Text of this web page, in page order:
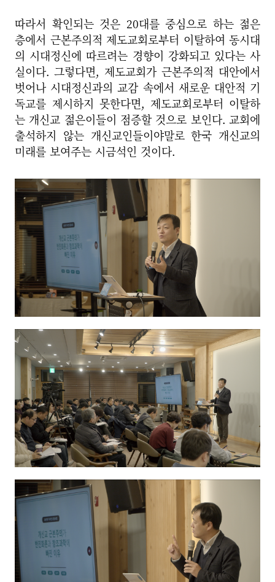
따라서 확인되는 것은 20대를 중심으로 하는 젊은
층에서 근본주의적 제도교회로부터 이탈하여 동시대
의 시대정신에 따르려는 경향이 강화되고 있다는 사
실이다. 그렇다면, 제도교회가 근본주의적 대안에서
벗어나 시대정신과의 교감 속에서 새로운 대안적 기
독교를 제시하지 못한다면, 제도교회로부터 이탈하
는 개신교 젊은이들이 점증할 것으로 보인다. 교회에
출석하지 않는 개신교인들이야말로 한국 개신교의
미래를 보여주는 시금석인 것이다.